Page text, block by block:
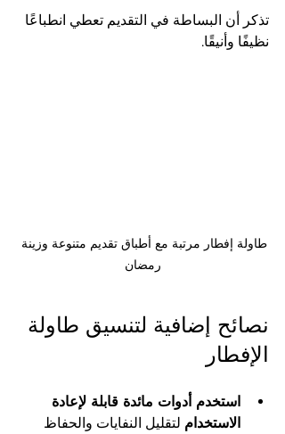
تذكر أن البساطة في التقديم تعطي انطباعًا
نظيفًا وأنيقًا.
طاولة إفطار مرتبة مع أطباق تقديم متنوعة وزينة
رمضان
نصائح إضافية لتنسيق طاولة
الإفطار
استخدم أدوات مائدة قابلة لإعادة
الاستخدام لتقليل النفايات والحفاظ